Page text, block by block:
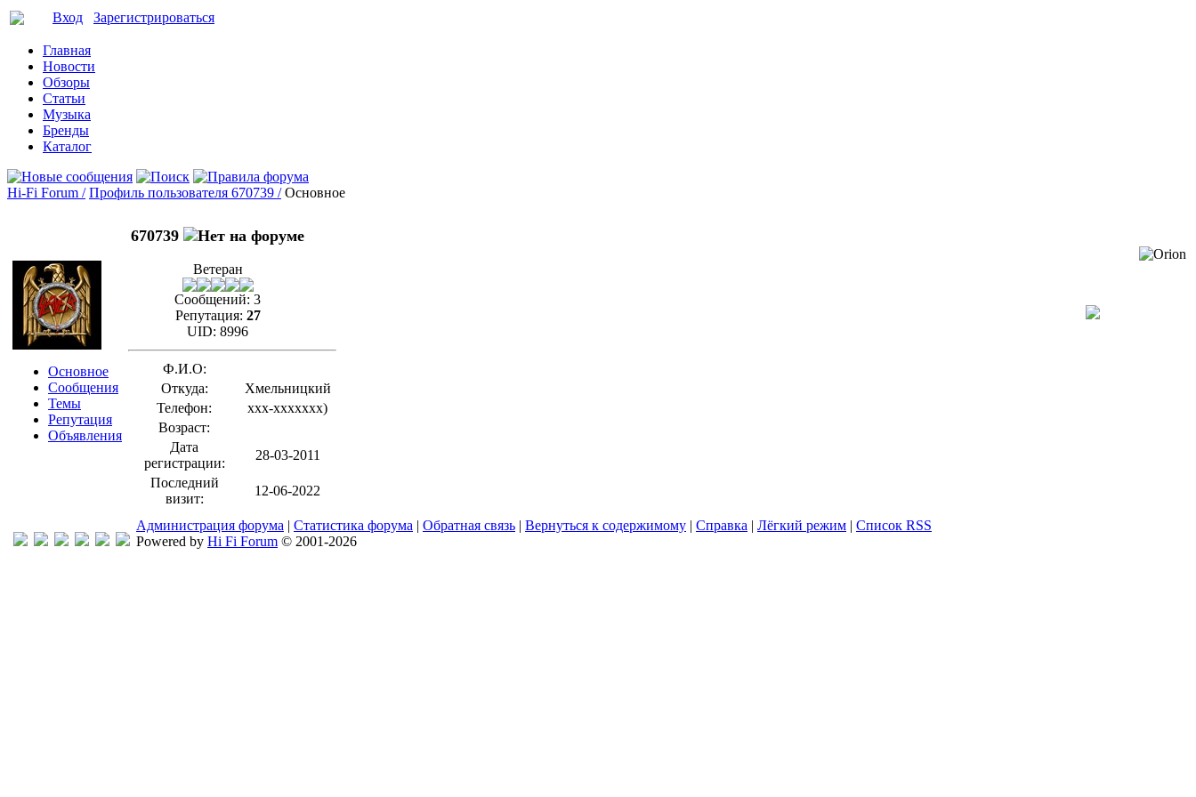
Вход Зарегистрироваться
Главная
Новости
Обзоры
Статьи
Музыка
Бренды
Каталог
Hi-Fi Forum / Профиль пользователя 670739 / Основное
Основное
Сообщения
Темы
Репутация
Объявления
670739
Ветеран
Сообщений: 3
Репутация: 27
UID: 8996
Ф.И.О:
Откуда:
Хмельницкий
Телефон:
xxx-xxxxxxx)
Возраст:
Дата
регистрации:
28-03-2011
Последний
визит:
12-06-2022
Администрация форума | Статистика форума | Обратная связь | Вернуться к содержимому | Справка | Лёгкий режим | Список RSS
Powered by Hi Fi Forum © 2001-2026